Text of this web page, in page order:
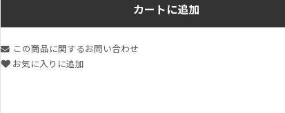
カートに追加
この商品に関するお問い合わせ
お気に入りに追加